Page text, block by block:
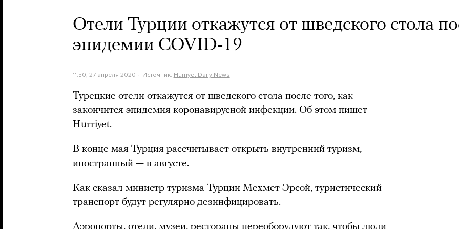
Отели Турции откажутся от шведского стола
эпидемии COVID-19
11:50, 27 апреля 2020 Источник: Hurriyet Daily News
Турецкие отели откажутся от шведского стола после того, как
закончится эпидемия коронавирусной инфекции. Об этом пишет
Hurriyet.
В конце мая Турция рассчитывает открыть внутренний туризм,
иностранный — в августе.
Как сказал министр туризма Турции Мехмет Эрсой, туристический
транспорт будут регулярно дезинфицировать.
Аэропорты, отели, музеи, рестораны переоборудуют так, чтобы люди